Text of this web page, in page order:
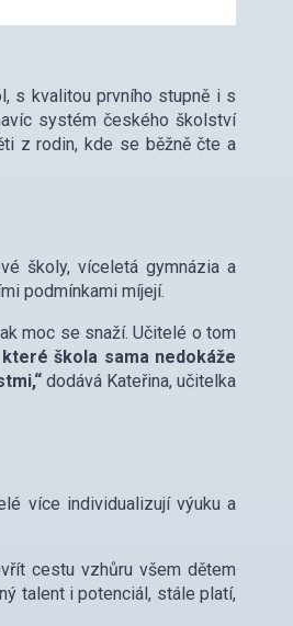
s kvalitou prvního stupně i s
systém českého školství
z rodin, kde se běžně čte a
školy, víceletá gymnázia a
podmínkami míjejí.
moc se snaží. Učitelé o tom
škola sama nedokáže
dodává Kateřina, učitelka
více individualizují výuku a
cestu vzhůru všem dětem
talent i potenciál, stále platí,